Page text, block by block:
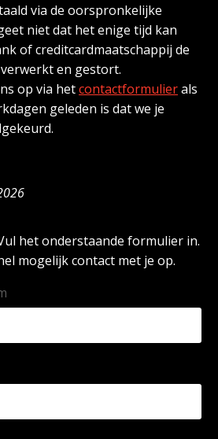
via de oorspronkelijke
niet dat het enige tijd kan
of creditcardmaatschappij de
en gestort.
op via hetcontactformulierals
geleden is dat we je
het onderstaande formulier in.
mogelijk contact met je op.